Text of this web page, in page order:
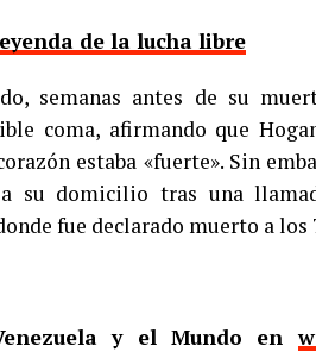
de la lucha libre
semanas antes de su
coma, afirmando que
estaba «fuerte». Sin
su domicilio tras una
fue declarado muerto a los
y el Mundo en